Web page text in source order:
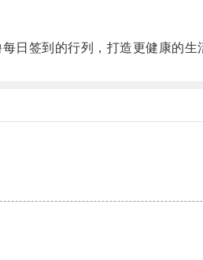
签到的行列，打造更健康的生